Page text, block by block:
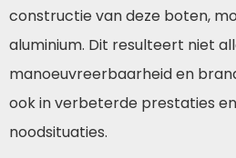
constructie van deze boten,
aluminium. Dit resulteert niet
manoeuvreerbaarheid en
ook in verbeterde prestaties
noodsituaties.